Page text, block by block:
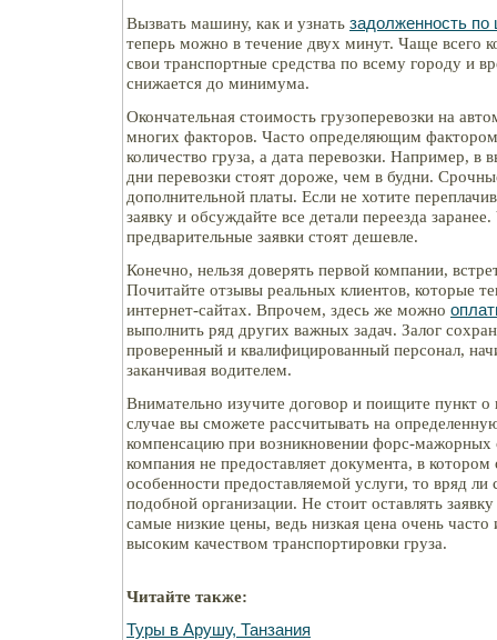
Вызвать машину, как и узнать задолженность
теперь можно в течение двух минут. Чаще всего
свои транспортные средства по всему городу и
снижается до минимума.
Окончательная стоимость грузоперевозки на
многих факторов. Часто определяющим фактором
количество груза, а дата перевозки. Например, в
дни перевозки стоят дороже, чем в будни.
дополнительной платы. Если не хотите
заявку и обсуждайте все детали переезда
предварительные заявки стоят дешевле.
Конечно, нельзя доверять первой компании,
Почитайте отзывы реальных клиентов, которые
интернет-сайтах. Впрочем, здесь же можно
выполнить ряд других важных задач. Залог
проверенный и квалифицированный персонал,
заканчивая водителем.
Внимательно изучите договор и поищите пункт о
случае вы сможете рассчитывать на
компенсацию при возникновении форс-мажорных
компания не предоставляет документа, в
особенности предоставляемой услуги, то вряд ли
подобной организации. Не стоит оставлять
самые низкие цены, ведь низкая цена очень часто
высоким качеством транспортировки груза.
Читайте также:
Туры в Арушу, Танзания